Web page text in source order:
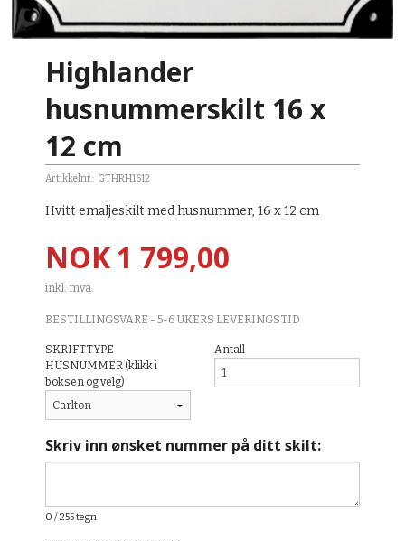
Highlander
husnummerskilt 16 x
12 cm
Artikkelnr.: GTHRH1612
Hvitt emaljeskilt med husnummer, 16 x 12 cm
Pris
NOK1 799,00
inkl. mva.
BESTILLINGSVARE - 5-6 UKERS LEVERINGSTID
SKRIFTTYPE
HUSNUMMER (klikk i
boksen og velg)
Antall
Skriv inn ønsket nummer på ditt skilt:
0 / 255 tegn